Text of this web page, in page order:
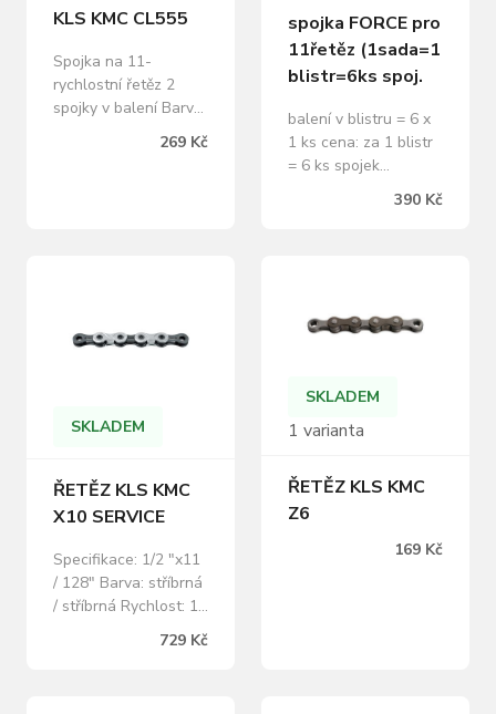
KLS KMC CL555
Spojka na 11-
rychlostní řetěz 2
spojky v balení Barva:
269 Kč
spojka FORCE pro
11řetěz (1sada=1
blistr=6ks spoj.
balení v blistru = 6 x
1 ks cena: za 1 blistr
= 6 ks spojek
390 Kč
SKLADEM
ŘETĚZ KLS KMC
X10 SERVICE
Specifikace: 1/2 "x11
/ 128" Barva: stříbrná
/ stříbrná Rychlost: 10
Články: 114 Včetně
729 Kč
SKLADEM
1 varianta
ŘETĚZ KLS KMC
Z6
169 Kč